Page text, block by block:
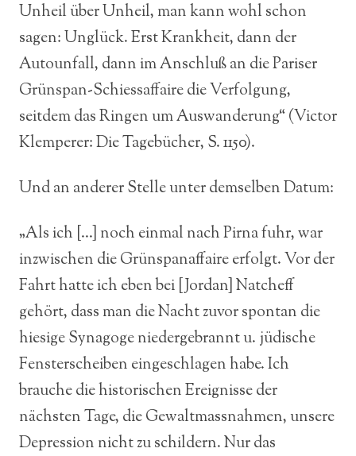
Unheil über Unheil, man kann wohl schon
sagen: Unglück. Erst Krankheit, dann der
Autounfall, dann im Anschluß an die Pariser
Grünspan-Schiessaffaire die Verfolgung,
seitdem das Ringen um Auswanderung“ (Victor
Klemperer: Die Tagebücher, S. 1150).
Und an anderer Stelle unter demselben Datum:
„Als ich […] noch einmal nach Pirna fuhr, war
inzwischen die Grünspanaffaire erfolgt. Vor der
Fahrt hatte ich eben bei [Jordan] Natcheff
gehört, dass man die Nacht zuvor spontan die
hiesige Synagoge niedergebrannt u. jüdische
Fensterscheiben eingeschlagen habe. Ich
brauche die historischen Ereignisse der
nächsten Tage, die Gewaltmassnahmen, unsere
Depression nicht zu schildern. Nur das